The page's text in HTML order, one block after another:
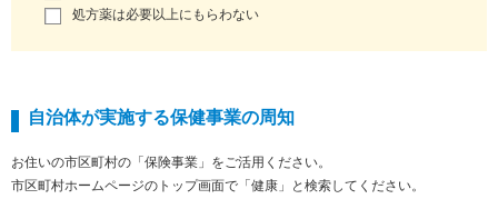
処方薬は必要以上にもらわない
自治体が実施する保健事業の周知
お住いの市区町村の「保険事業」をご活用ください。
市区町村ホームページのトップ画面で「健康」と検索してください。